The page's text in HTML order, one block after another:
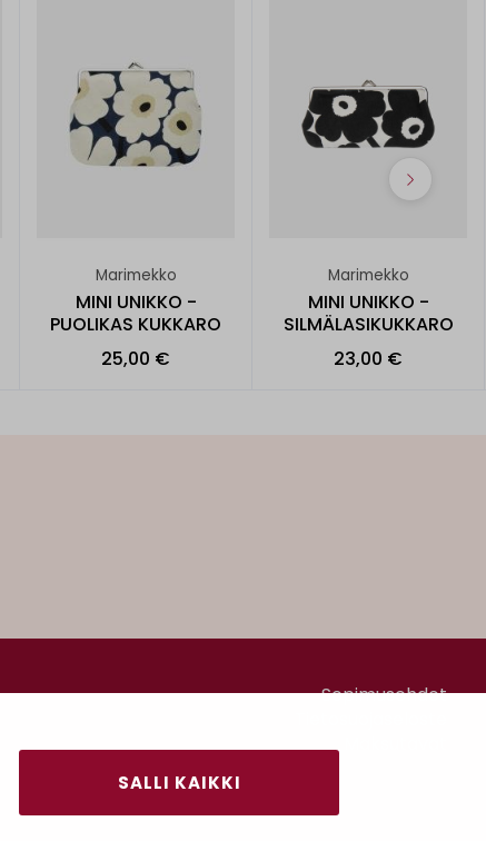
SALLI KAIKKI
Marimekko
MINI UNIKKO -
PUOLIKAS KUKKARO
25,00 €
Marimekko
MINI UNIKKO -
SILMÄLASIKUKKARO
23,00 €
Sopimusehdot